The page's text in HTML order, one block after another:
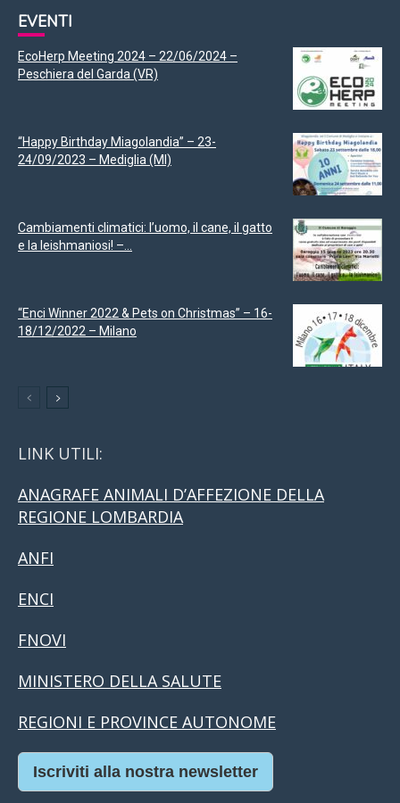
EVENTI
EcoHerp Meeting 2024 – 22/06/2024 –
Peschiera del Garda (VR)
“Happy Birthday Miagolandia” – 23-
24/09/2023 – Mediglia (MI)
Cambiamenti climatici: l’uomo, il cane, il gatto
e la leishmaniosi! –...
“Enci Winner 2022 & Pets on Christmas” – 16-
18/12/2022 – Milano
LINK UTILI:
ANAGRAFE ANIMALI D’AFFEZIONE DELLA
REGIONE LOMBARDIA
ANFI
ENCI
FNOVI
MINISTERO DELLA SALUTE
REGIONI E PROVINCE AUTONOME
Iscriviti alla nostra newsletter